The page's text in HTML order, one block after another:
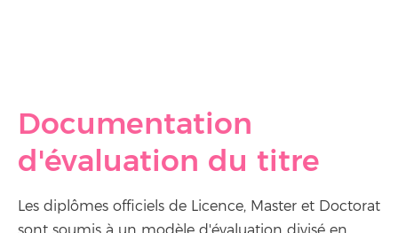
Documentation
d'évaluation du titre
Les diplômes officiels de Licence, Master et Doctorat